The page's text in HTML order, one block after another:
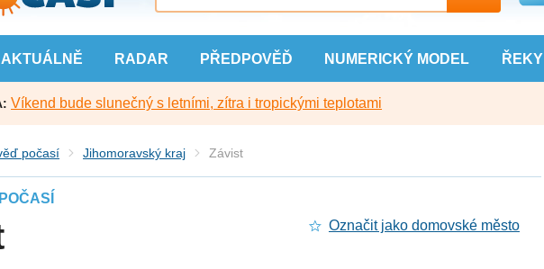
AKTUÁLNĚ RADAR PŘEDPOVĚĎ NUMERICKÝ MODEL ŘEKY
Víkend bude slunečný s letními, zítra i tropickými teplotami
počasí Jihomoravský kraj Závist
Označit jako domovské město